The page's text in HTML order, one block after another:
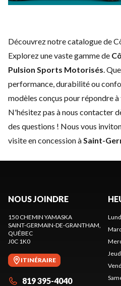
Découvrez notre catalogue de
Explorez une vaste gamme de
Pulsion Sports Motorisés.
performance, durabilité ou
modèles conçus pour répondre
N'hésitez pas ànous contacter
des questions ! Nous vous
visite en concession àSaint-
NOUS JOINDRE
150 CHEMIN YAMASKA
SAINT-GERMAIN-DE-GRANTHAM,
QUÉBEC
J0C 1K0
ITINÉRAIRE
819 395-4040